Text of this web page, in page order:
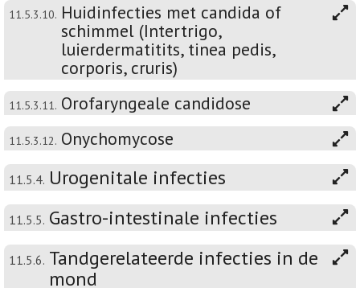
11.5.3.10. Huidinfecties met candida of
schimmel (Intertrigo,
luierdermatitits, tinea pedis,
corporis, cruris)
11.5.3.11. Orofaryngeale candidose
11.5.3.12. Onychomycose
11.5.4. Urogenitale infecties
11.5.5. Gastro-intestinale infecties
11.5.6. Tandgerelateerde infecties in de
mond